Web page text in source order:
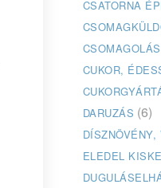
CSATORNA
CSOMAGOLÁS
CUKOR,
DARUZÁS (6)
ELEDEL